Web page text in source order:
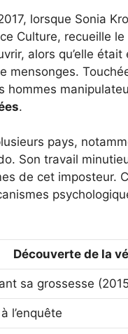
lorsque Sonia
Culture, recueille
alors qu’elle était
mensonges.
.
pays,
Son travail
de cet imposteur.
Découverte de la
sa grossesse
l’enquête